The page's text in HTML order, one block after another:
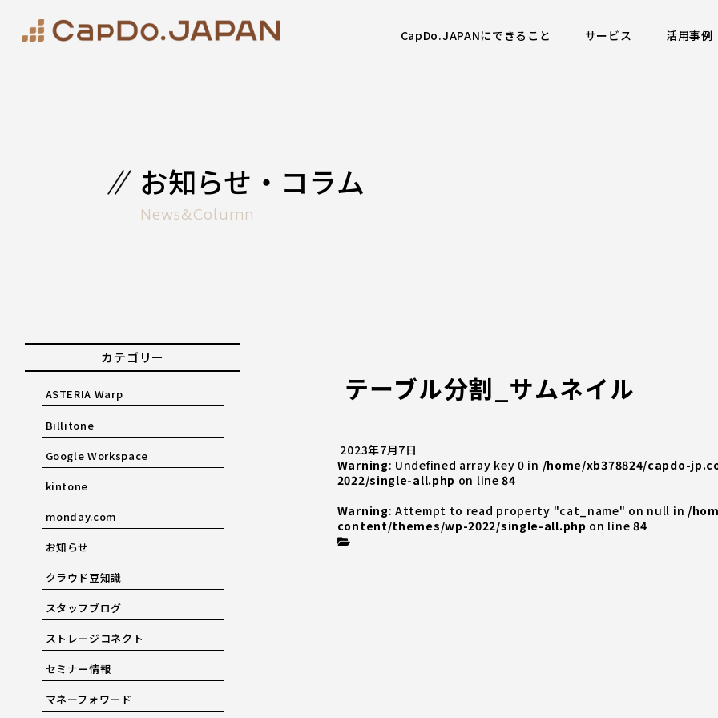
CapDo.JAPANにできること サービス 活用事例
お知らせ・コラム
News&Column
テーブル分割_サムネイル
2023年7月7日
Warning: Undefined array key 0 in /home/xb378824/capdo-
2022/single-all.php on line84
Warning: Attempt to read property "cat_name" on null in /
content/themes/wp-2022/single-all.php on line 84
カテゴリー
ASTERIA Warp
Billitone
Google Workspace
kintone
monday.com
お知らせ
クラウド豆知識
スタッフブログ
ストレージコネクト
セミナー情報
マネーフォワード